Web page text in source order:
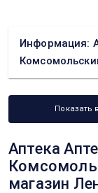
Информация:
Показать
Аптека
магазин